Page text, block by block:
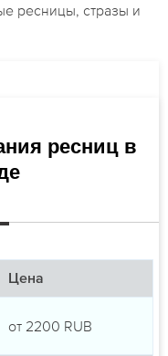
ресницы, стразы и
ресниц в
Цена
от 2200 RUB